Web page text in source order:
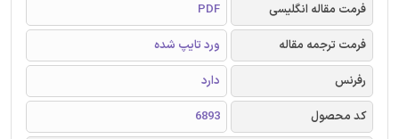
فرمت مقاله انگلیسی
PDF
فرمت ترجمه مقاله
ورد تایپ شده
رفرنس
دارد
کد محصول
6893